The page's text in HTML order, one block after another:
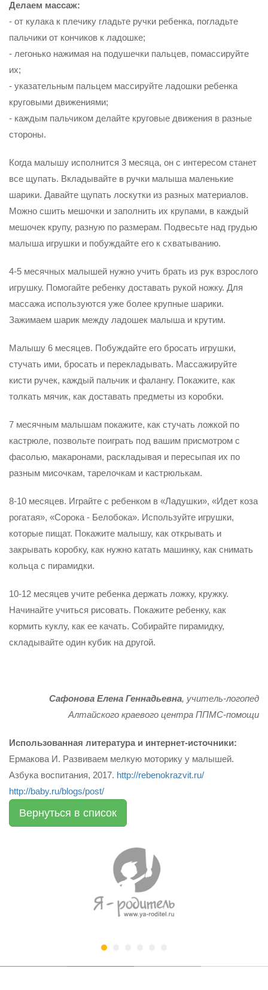
Делаем массаж:
- от кулака к плечику гладьте ручки ребенка, погладьте
пальчики от кончиков к ладошке;
- легонько нажимая на подушечки пальцев, помассируйте
их;
- указательным пальцем массируйте ладошки ребенка
круговыми движениями;
- каждым пальчиком делайте круговые движения в разные
стороны.
Когда малышу исполнится 3 месяца, он с интересом станет
все щупать. Вкладывайте в ручки малыша маленькие
шарики. Давайте щупать лоскутки из раз­ных материалов.
Можно сшить мешочки и заполнить их крупами, в каждый
мешочек крупу, разную по размерам. Подвесьте над грудью
малыша игрушки и побуждайте его к схватыванию.
4-5 месячных малышей нужно учить брать из рук взрослого
игрушку. По­могайте ребенку доставать рукой ножку. Для
массажа используются уже более крупные шарики.
Зажимаем шарик между ладошек малыша и крутим.
Малышу 6 месяцев. Побуждайте его бросать игрушки,
стучать ими, бросать и перекладывать. Массажируйте
кисти ручек, каждый пальчик и фалангу. Покажите, как
толкать мячик, как доставать предметы из коробки.
7 месячным малышам покажите, как стучать ложкой по
кастрюле, позвольте поиграть под вашим присмотром с
фасолью, макаронами, раскладывая и пересыпая их по
разным мисочкам, тарелочкам и кастрюлькам.
8-10 месяцев. Играйте с ребенком в «Ладушки», «Идет коза
рогатая», «Со­рока - Белобока». Используйте игрушки,
которые пищат. Покажите малышу, как открывать и
закрывать коробку, как нужно катать машинку, как снимать
кольца с пирамидки.
10-12 месяцев учите ребенка держать ложку, кружку.
Начинайте учиться рисовать. Покажите ребенку, как
кормить куклу, как ее качать. Собирайте пира­мидку,
складывайте один кубик на другой.
Сафонова Елена Геннадьевна, учитель-логопед
Алтайского краевого центра ППМС-помощи
Использованная литература и интернет-источники:
Ермакова И. Развиваем мелкую моторику у малышей.
Азбука воспитания, 2017. http://rebenokrazvit.ru/
http://baby.ru/blogs/post/
Вернуться в список